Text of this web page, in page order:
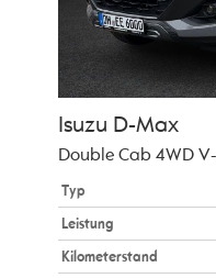
Isuzu D-Max
Double Cab 4WD
Typ
Leistung
Kilometerstand